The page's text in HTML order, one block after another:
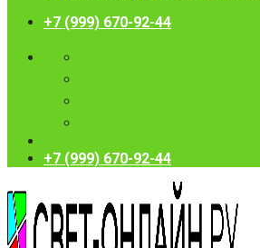
+7 (999) 670-92-44
+7 (999) 670-92-44